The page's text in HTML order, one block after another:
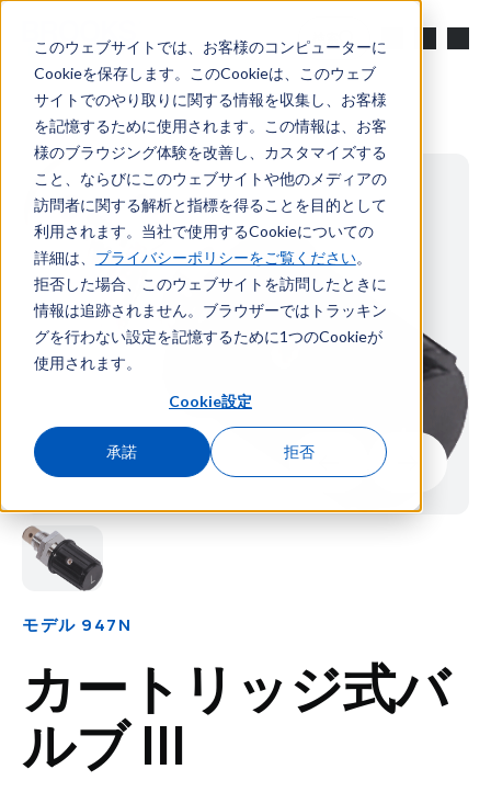
このウェブサイトでは、お客様のコンピューターに
Cookieを保存します。このCookieは、このウェブ
サイトでのやり取りに関する情報を収集し、お客様
を記憶するために使用されます。この情報は、お客
様のブラウジング体験を改善し、カスタマイズする
こと、ならびにこのウェブサイトや他のメディアの
訪問者に関する解析と指標を得ることを目的として
利用されます。当社で使用するCookieについての
詳細は、 プライバシーポリシーをご覧ください。
拒否した場合、このウェブサイトを訪問したときに
情報は追跡されません。ブラウザーではトラッキン
グを行わない設定を記憶するために1つのCookieが
使用されます。
Cookie設定
承諾 拒否
メインコンテンツへスキップ
モデル 947N
カートリッジ式バ
ルブ III